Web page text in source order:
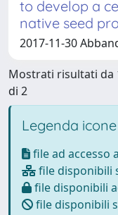
to develop a
native seed
2017-11-30
Mostrati risultati da
di 2
Legenda icone
file ad accesso
file disponibili
file disponibili
file disponibili